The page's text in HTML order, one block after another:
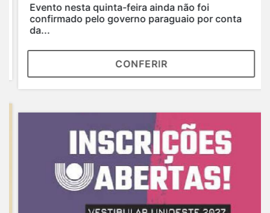
Evento nesta quinta-feira ainda não foi
confirmado pelo governo paraguaio por conta
da...
CONFERIR